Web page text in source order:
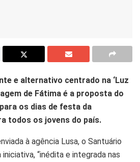
e alternativo centrado na ‘Luz
de Fátima é a proposta do
os dias de festa da
todos os jovens do país.
à agência Lusa, o Santuário
“inédita e integrada nas